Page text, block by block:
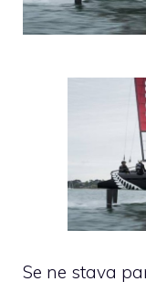
Se ne stava